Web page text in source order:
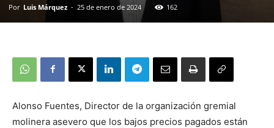
Por Luis Márquez - 25 de enero de 2024 162
Alonso Fuentes, Director de la organización gremial
molinera asevero que los bajos precios pagados están